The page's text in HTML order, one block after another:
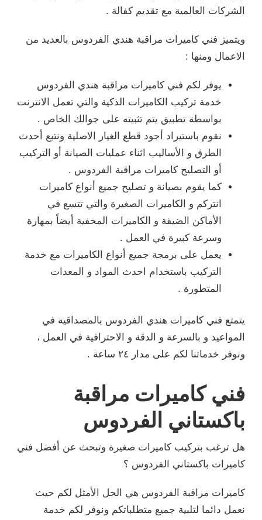
.
هندي الفردوس بالعديد من
مراقبة هندي الفردوس
والتي تعمل الانترنت
على جوالك الخاص .
الغيار الاصلية ونتبع أحدث
عمليات الصيانة أو التركيب
الفردوس .
جميع أنواع كاميرات
والتي تتسع في
المخفية أيضاً بمهارة
الكاميرات مع خدمة
المواد و المعدات
بالمصداقية في
الاحترافية في العمل ،
وتبحث عن أفضل فني
الحل الأمثل لكم حيث
ونوفر لكم خدمة